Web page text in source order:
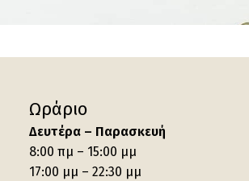
Ωράριο
Δευτέρα – Παρασκευή
8:00 πμ – 15:00 μμ
17:00 μμ – 22:30 μμ